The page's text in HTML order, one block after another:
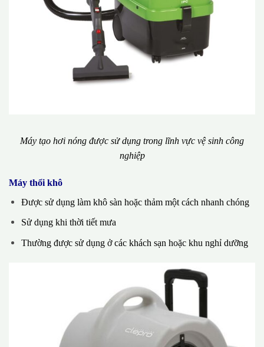
Máy tạo hơi nóng được sử dụng trong lĩnh vực vệ sinh công
nghiệp
Máy thổi khô
Được sử dụng làm khô sàn hoặc thảm một cách nhanh chóng
Sử dụng khi thời tiết mưa
Thường được sử dụng ở các khách sạn hoặc khu nghỉ dưỡng